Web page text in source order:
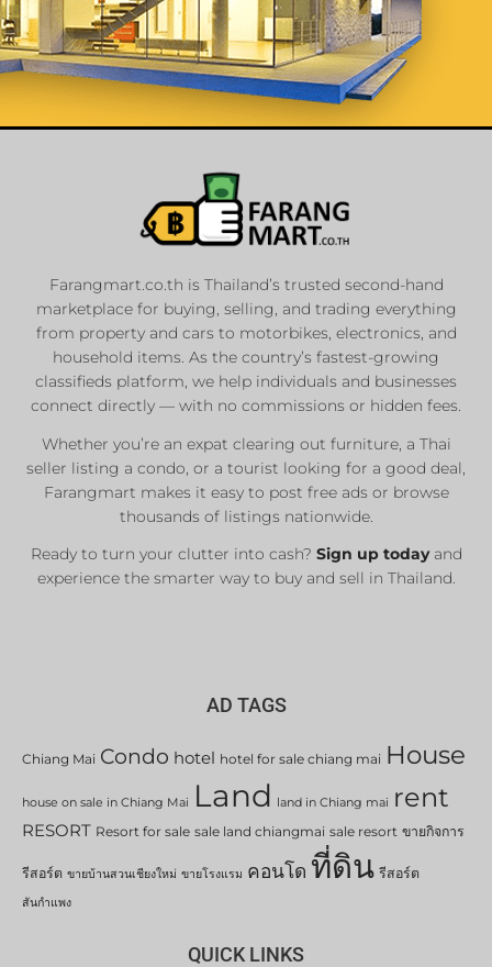
List Your
Properties
Private Sellers
Real Estate Agents
Sale & Rent
List Now
Farangmart.co.th is Thailand’s trusted second-hand
marketplace for buying, selling, and trading everything
from property and cars to motorbikes, electronics, and
household items. As the country’s fastest-growing
classifieds platform, we help individuals and businesses
connect directly — with no commissions or hidden fees.
Whether you’re an expat clearing out furniture, a Thai
seller listing a condo, or a tourist looking for a good deal,
Farangmart makes it easy to post free ads or browse
thousands of listings nationwide.
Ready to turn your clutter into cash? Sign up todayand
experience the smarter way to buy and sell in Thailand.
AD TAGS
Chiang Mai Condo hotel hotel for sale chiang mai House
house on sale in Chiang Mai Land land in Chiang mai rent
RESORT Resort for sale sale land chiangmai sale resort ขายกิจการ
รีสอร์ต ขายบ้านสวนเชียงใหม่ ขายโรงแรม คอนโด ที่ดิน รีสอร์ต
สันกำแพง
QUICK LINKS